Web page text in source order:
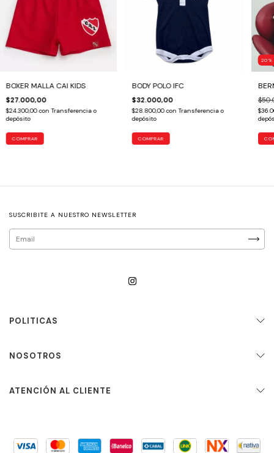
BOXER MALLA CAI KIDS
$27.000,00
$24.300,00con Transferencia o
depósito
COMPRAR
BODY POLO IFC
$32.000,00
$28.800,00con Transferencia o
depósito
COMPRAR
20
SUSCRIBITE A NUESTRO NEWSLETTER
POLITICAS
NOSOTROS
ATENCIÓN AL CLIENTE